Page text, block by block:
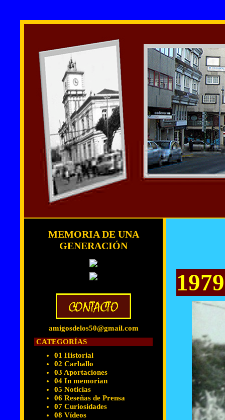
MEMORIA DE UNA
GENERACIÓN
amigosdelos50@gmail.com
CATEGORÍAS
01 Historial
02 Carballo
03 Aportaciones
04 In memorian
05 Noticias
06 Reseñas de Prensa
07 Curiosidades
08 Vídeos